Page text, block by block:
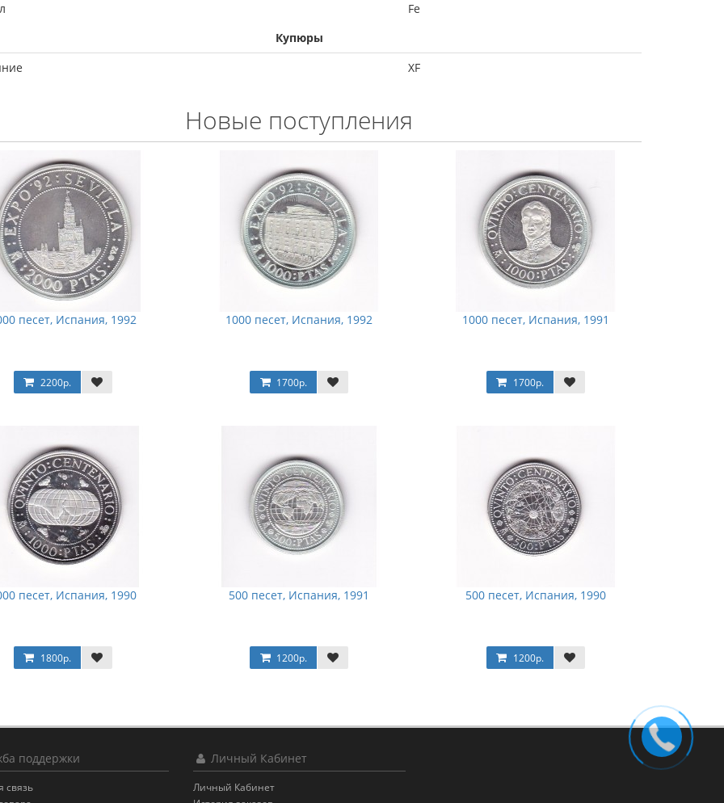
Fe
Купюры
XF
Новые поступления
песет, Испания, 1992
2200р.
1000 песет, Испания, 1992
1700р.
1000 песет, Испания, 1991
1700р.
песет, Испания, 1990
1800р.
500 песет, Испания, 1991
1200р.
500 песет, Испания, 1990
1200р.
поддержки
связь
Личный Кабинет
Личный Кабинет